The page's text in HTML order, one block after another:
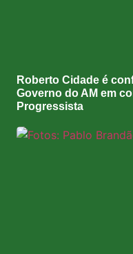
Roberto Cidade é
Governo do AM em
Progressista